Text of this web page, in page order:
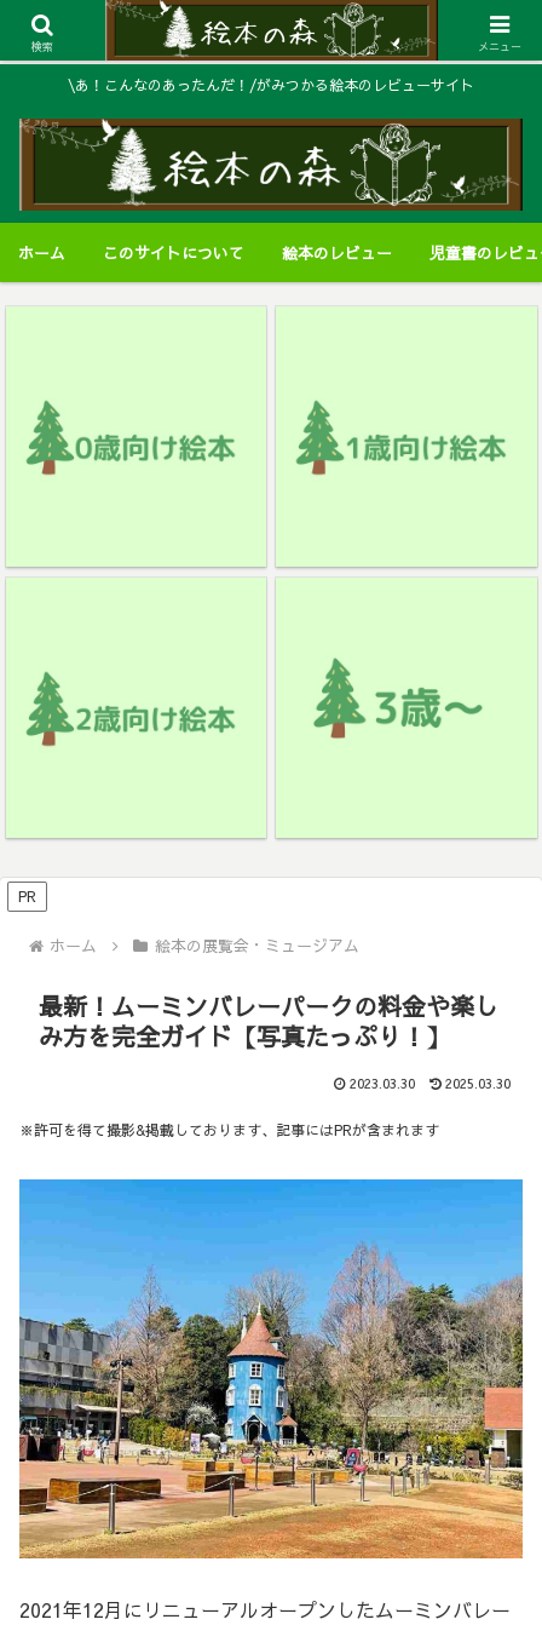
\あ！こんなのあったんだ！/がみつかる絵本のレビューサイト
ホーム このサイトについて 絵本のレビュー 児童書のレビ
PR
ホーム 絵本の展覧会・ミュージアム
最新！ムーミンバレーパークの料金や楽し
み方を完全ガイド【写真たっぷり！】
2023.03.30 2025.03.30
※許可を得て撮影&掲載しております、記事にはPRが含まれます
2021年12月にリニューアルオープンしたムーミンバレー
検索 メニュー